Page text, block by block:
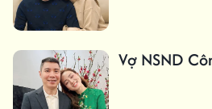
Vợ NSND